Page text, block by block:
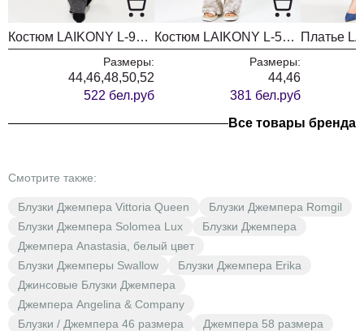
Костюм LAIKONY L-974 графит
Размеры:
44,46,48,50,52
522 бел.руб
Костюм LAIKONY L-533 леопард
Размеры:
44,46
381 бел.руб
Все товары бренда
Смотрите также:
Блузки Джемпера Vittoria Queen
Блузки Джемпера Romgil
Блузки Джемпера Solomea Lux
Блузки Джемпера
Джемпера Anastasia, белый цвет
Блузки Джемперы Swallow
Блузки Джемпера Erika
Джинсовые Блузки Джемпера
Джемпера Angelina & Company
Блузки / Джемпера 46 размера
Джемпера 58 размера